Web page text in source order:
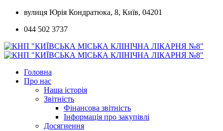
Skip
content
вулиця Юрія Кондратюка, 8, Київ, 04201
044 502 3737
Головна
Про нас
Наша історія
Звітність
Фінансова звітність
Інформація про закупівлі
Досягнення